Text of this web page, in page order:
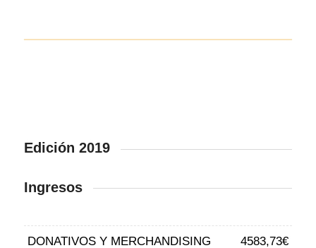
Edición 2019
Ingresos
DONATIVOS Y MERCHANDISING 4583,73€